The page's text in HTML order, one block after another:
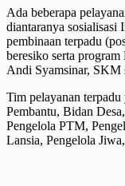
Ada beberapa
diantaranya sosialisasi
pembinaan terpadu
beresiko serta
Andi Syamsinar, SKM
Tim pelayanan
Pembantu, Bidan
Pengelola PTM,
Lansia, Pengelola